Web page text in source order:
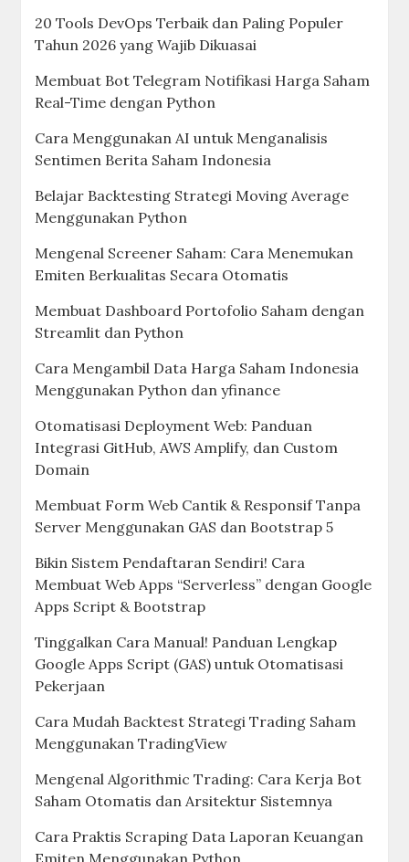
20 Tools DevOps Terbaik dan Paling Populer
Tahun 2026 yang Wajib Dikuasai
Membuat Bot Telegram Notifikasi Harga Saham
Real-Time dengan Python
Cara Menggunakan AI untuk Menganalisis
Sentimen Berita Saham Indonesia
Belajar Backtesting Strategi Moving Average
Menggunakan Python
Mengenal Screener Saham: Cara Menemukan
Emiten Berkualitas Secara Otomatis
Membuat Dashboard Portofolio Saham dengan
Streamlit dan Python
Cara Mengambil Data Harga Saham Indonesia
Menggunakan Python dan yfinance
Otomatisasi Deployment Web: Panduan
Integrasi GitHub, AWS Amplify, dan Custom
Domain
Membuat Form Web Cantik & Responsif Tanpa
Server Menggunakan GAS dan Bootstrap 5
Bikin Sistem Pendaftaran Sendiri! Cara
Membuat Web Apps “Serverless” dengan Google
Apps Script & Bootstrap
Tinggalkan Cara Manual! Panduan Lengkap
Google Apps Script (GAS) untuk Otomatisasi
Pekerjaan
Cara Mudah Backtest Strategi Trading Saham
Menggunakan TradingView
Mengenal Algorithmic Trading: Cara Kerja Bot
Saham Otomatis dan Arsitektur Sistemnya
Cara Praktis Scraping Data Laporan Keuangan
Emiten Menggunakan Python